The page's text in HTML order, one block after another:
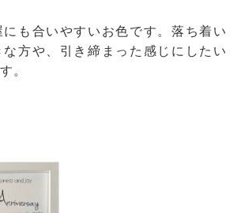
も合いやすいお色です。落ち着い
方や、引き締まった感じにしたい
。